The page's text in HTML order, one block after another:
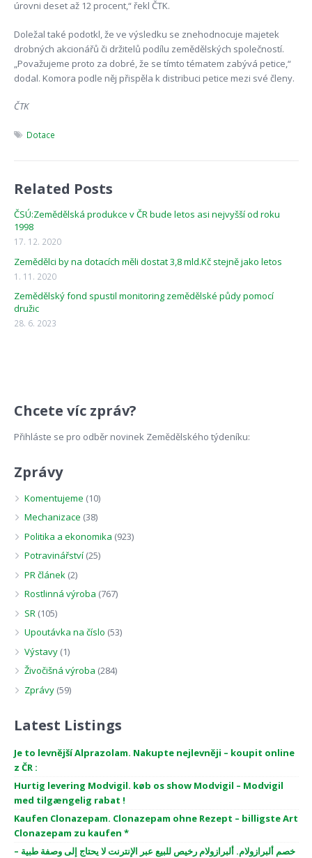
úrovni deset až 12 procent,“ řekl ČTK.
Doležal také podotkl, že ve výsledku se znehodnocuje majetek
drobných akcionářů či držitelů podílu zemědělských společností.
„Považujeme proto za dobré, že se tímto tématem zabývá petice,“
dodal. Komora podle něj přispěla k distribuci petice mezi své členy.
ČTK
Dotace
Related Posts
ČSÚ:Zemědělská produkce v ČR bude letos asi nejvyšší od roku
1998
17. 12. 2020
Zemědělci by na dotacích měli dostat 3,8 mld.Kč stejně jako letos
1. 11. 2020
Zemědělský fond spustil monitoring zemědělské půdy pomocí
družic
28. 6. 2023
Chcete víc zpráv?
Přihláste se pro odběr novinek Zemědělského týdeníku:
Zprávy
Komentujeme (10)
Mechanizace (38)
Politika a ekonomika (923)
Potravinářství (25)
PR článek (2)
Rostlinná výroba (767)
SR (105)
Upoutávka na číslo (53)
Výstavy (1)
Živočišná výroba (284)
Zprávy (59)
Latest Listings
Je to levnější Alprazolam. Nakupte nejlevněji – koupit online
z ČR :
Hurtig levering Modvigil. køb os show Modvigil – Modvigil
med tilgængelig rabat !
Kaufen Clonazepam. Clonazepam ohne Rezept – billigste Art
Clonazepam zu kaufen *
خصم ألبرازولام. ألبرازولام رخيص للبيع عبر الإنترنت لا يحتاج إلى وصفة طبية –